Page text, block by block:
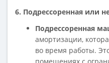
6. Подрессоренная или
Подрессоренная
амортизации,
во время работы.